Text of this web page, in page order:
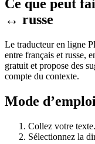
Ce que peut
↔ russe
Le traducteur en ligne
entre français et russe,
gratuit et propose des
compte du contexte.
Mode
Collez votre texte.
Sélectionnez la